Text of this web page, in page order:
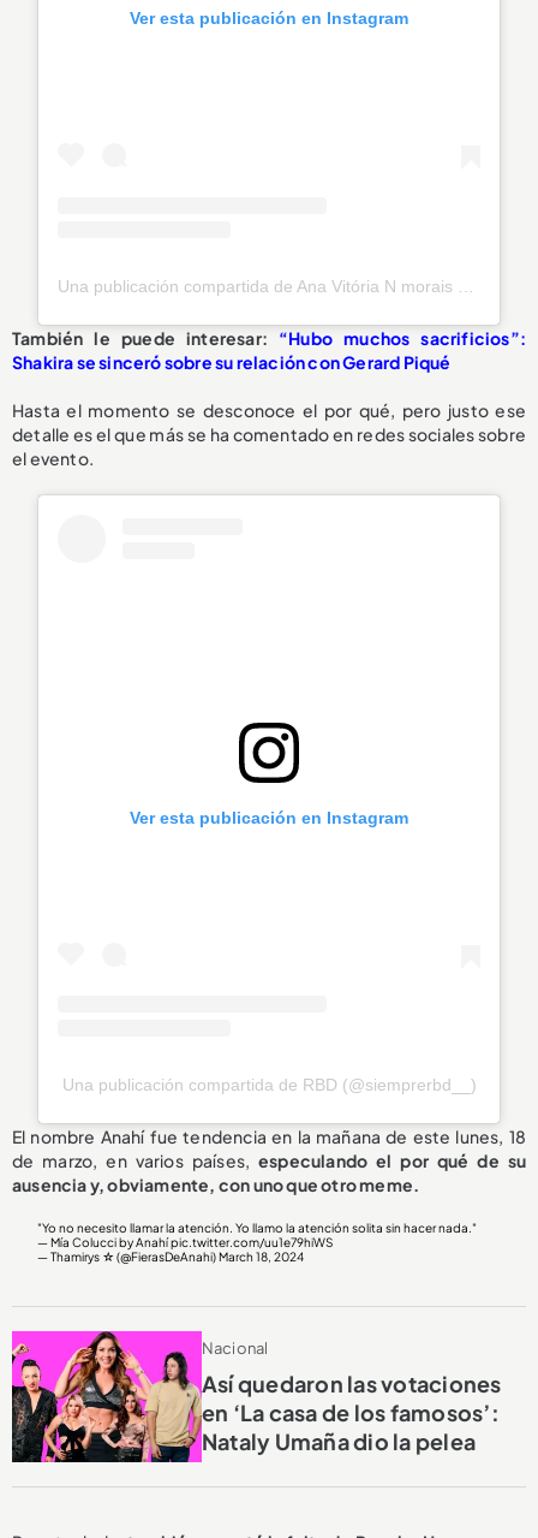
Ver esta publicación en Instagram
También le puede interesar: “Hubo muchos sacrificios”:
Shakira se sinceró sobre su relación con Gerard Piqué
Hasta el momento se desconoce el por qué, pero justo ese
detalle es el que más se ha comentado en redes sociales sobre
el evento.
Ver esta publicación en Instagram
Una publicación compartida de RBD (@siemprerbd__)
El nombre Anahí fue tendencia en la mañana de este lunes, 18
de marzo, en varios países, especulando el por qué de su
ausencia y, obviamente, con uno que otro meme.
"Yo no necesito llamar la atención. Yo llamo la atención solita sin hacer nada."
— Mía Colucci by Anahípic.twitter.com/uu1e79hiWS
— Thamirys ☆ (@FierasDeAnahi) March 18, 2024
Nacional
Así quedaron las votaciones
en ‘La casa de los famosos’:
Nataly Umaña dio la pelea